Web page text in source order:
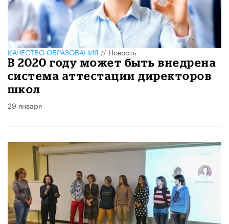
КАЧЕСТВО ОБРАЗОВАНИЯ//Новость
В 2020 году может быть внедрена
система аттестации директоров
школ
29 января